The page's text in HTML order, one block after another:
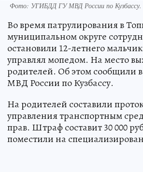
Фото: УГИБДД ГУ МВД России по Кузбассу.
Во время патрулирования в
муниципальном округе
остановили 12-летнего
управлял мопедом. На место
родителей. Об этом
МВД России по Кузбассу.
На родителей составили
управления транспортным
прав. Штраф составит 30 000
поместили на